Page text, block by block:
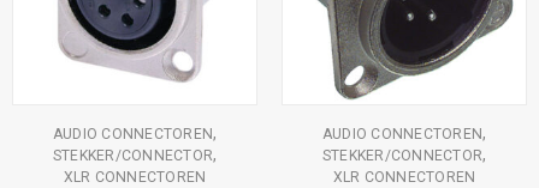
AUDIO CONNECTOREN,
STEKKER/CONNECTOR,
XLR CONNECTOREN
AUDIO CONNECTOREN,
STEKKER/CONNECTOR,
XLR CONNECTOREN